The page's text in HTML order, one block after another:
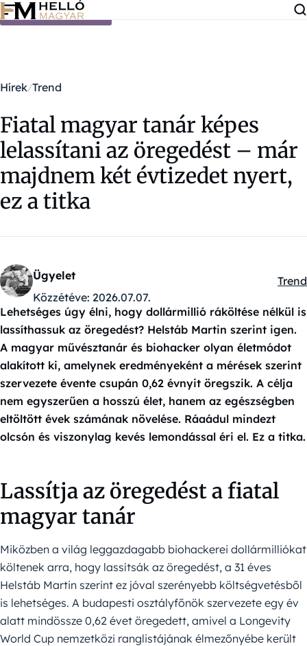
Ugrás a tartalomra
Hírek Trend
Fiatal magyar tanár képes
lelassítani az öregedést – már
majdnem két évtizedet nyert,
ez a titka
Ügyelet
Közzétéve: 2026.07.07.
Trend
Lehetséges úgy élni, hogy dollármillió ráköltése nélkül is
lassíthassuk az öregedést? Helstáb Martin szerint igen.
A magyar művésztanár és biohacker olyan életmódot
alakított ki, amelynek eredményeként a mérések szerint
szervezete évente csupán 0,62 évnyit öregszik. A célja
nem egyszerűen a hosszú élet, hanem az egészségben
eltöltött évek számának növelése. Ráaádul mindezt
olcsón és viszonylag kevés lemondással éri el. Ez a titka.
Lassítja az öregedést a fiatal
magyar tanár
Miközben a világ leggazdagabb biohackerei dollármilliókat
költenek arra, hogy lassítsák az öregedést, a 31 éves
Helstáb Martin szerint ez jóval szerényebb költségvetésből
is lehetséges. A budapesti osztályfőnök szervezete egy év
alatt mindössze 0,62 évet öregedett, amivel a Longevity
World Cup nemzetközi ranglistájának élmezőnyébe került